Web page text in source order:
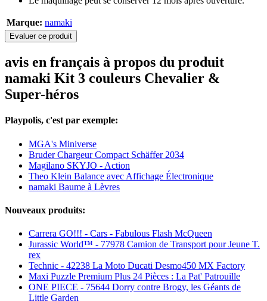
Marque: namaki
Evaluer ce produit
avis en français à propos du produit
namaki Kit 3 couleurs Chevalier &
Super-héros
Playpolis, c'est par exemple:
MGA's Miniverse
Bruder Chargeur Compact Schäffer 2034
Magilano SKYJO - Action
Theo Klein Balance avec Affichage Électronique
namaki Baume à Lèvres
Nouveaux produits:
Carrera GO!!! - Cars - Fabulous Flash McQueen
Jurassic World™ - 77978 Camion de Transport pour Jeune T.
rex
Technic - 42238 La Moto Ducati Desmo450 MX Factory
Maxi Puzzle Premium Plus 24 Pièces : La Pat' Patrouille
ONE PIECE - 75644 Dorry contre Brogy, les Géants de
Little Garden